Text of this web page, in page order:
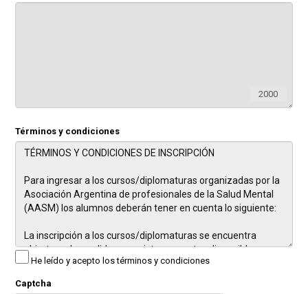
2000
Términos y condiciones
He leído y acepto los términos y condiciones
Captcha